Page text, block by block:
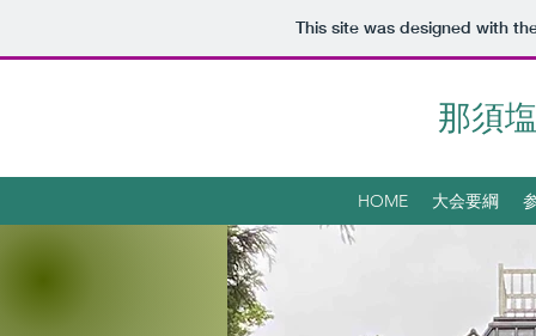
This site was designed with
那須
HOME 大会要綱